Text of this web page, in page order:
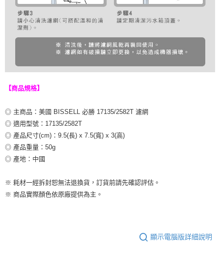
【商品規格】
◎ 主商品：美國 BISSELL 必勝 17135/2582T 濾網
◎ 適用型號：17135/2582T
◎ 產品尺寸(cm)：9.5(長) x 7.5(寬) x 3(高)
◎ 產品重量：50g
◎ 產地：中國
※ 耗材一經拆封恕無法退換貨，訂貨前請先確認評估。
※ 商品實際顏色依原廠提供為主。
顯示電腦版詳細說明